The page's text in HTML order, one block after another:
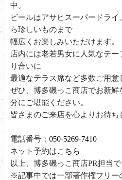
中。
ビールはアサヒスーパードライ
ら珍しいものまで
幅広くお楽しみいただけます。
店内には老若男女に人気なテ
り合いに
最適なテラス席など多数ご用意
ぜひ、博多磯っこ商店でお新鮮
分にご堪能ください。
皆さまのご来店を心よりお待ち
電話番号：050-5269-7410
ネット予約はこちら
以上、博多磯っこ商店PR担当で
※記事中では一部著作権フリー